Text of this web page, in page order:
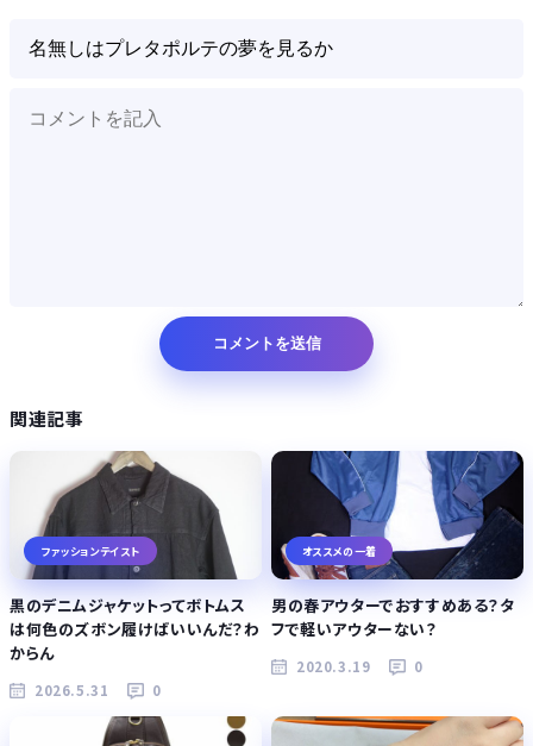
Powered by livedoor 相互RSS
関連記事
ファッションテイスト
黒のデニムジャケットってボトムス
は何色のズボン履けばいいんだ？わ
からん
2026.5.31 0
オススメの一着
男の春アウターでおすすめある？タ
フで軽いアウターない？
2020.3.19 0